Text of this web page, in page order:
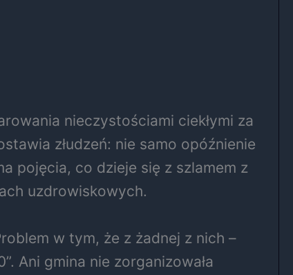
nieczystościami ciekłymi za
złudzeń: nie samo opóźnienie
pojęcia, co dzieje się z szlamem z
uzdrowiskowych.
w tym, że z żadnej z nich –
Ani gmina nie zorganizowała